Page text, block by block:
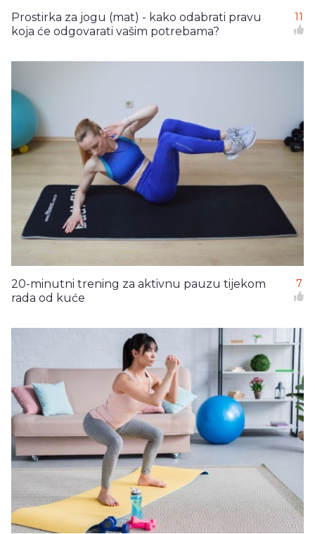
Prostirka za jogu (mat) - kako odabrati pravu
koja će odgovarati vašim potrebama?
11
20-minutni trening za aktivnu pauzu tijekom
rada od kuće
7